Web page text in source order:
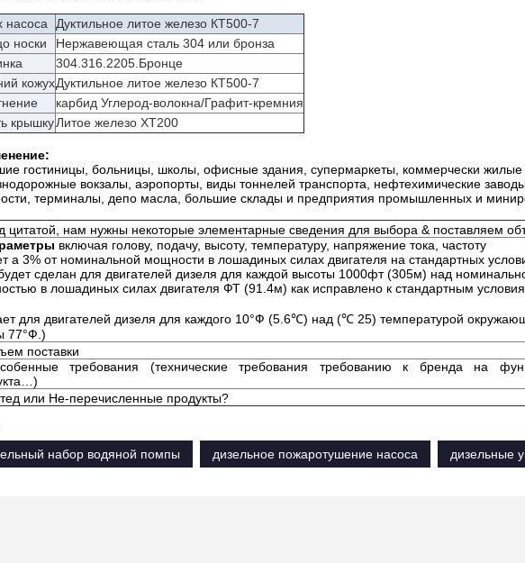
насоса
Дуктильное литое железо КТ500-7
носки
Нержавеющая сталь 304 или бронза
304.316.2205.Бронце
кожухДуктильное литое железо КТ500-7
карбид Углерод-волокна/Графит-кремния
крышкуЛитое железо ХТ200
гостиницы, больницы, школы, офисные здания, супермаркеты, коммерчески жилые
вокзалы, аэропорты, виды тоннелей транспорта, нефтехимические
терминалы, депо масла, большие склады и предприятия промышленных и
цитатой, нам нужны некоторые элементарные сведения для выбора & поставляем
включая голову, подачу, высоту, температуру, напряжение тока, частоту
а 3% от номинальной мощности в лошадиных силах двигателя на стандартных
сделан для двигателей дизеля для каждой высоты 1000фт (305м) над
в лошадиных силах двигателя ФТ (91.4м) как исправлено к стандартным
для двигателей дизеля для каждого 10°Ф (5.6℃) над (℃ 25) температурой
77°Ф.)
поставки
требования (технические требования требованию к бренда на
или Не-перечисленные продукты?
набор водяной помпы
дизельное пожаротушение насоса дизельные